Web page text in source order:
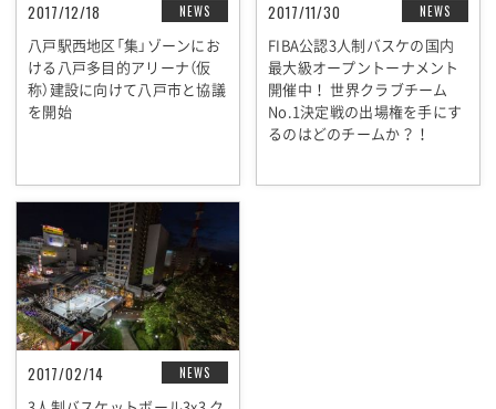
NEWS
2017/12/18
八戸駅西地区「集」ゾーンにお
ける八戸多目的アリーナ（仮
称）建設に向けて八戸市と協議
を開始
NEWS
2017/11/30
FIBA公認3人制バスケの国内
最大級オープントーナメント
開催中！ 世界クラブチーム
No.1決定戦の出場権を手にす
るのはどのチームか？！
NEWS
2017/02/14